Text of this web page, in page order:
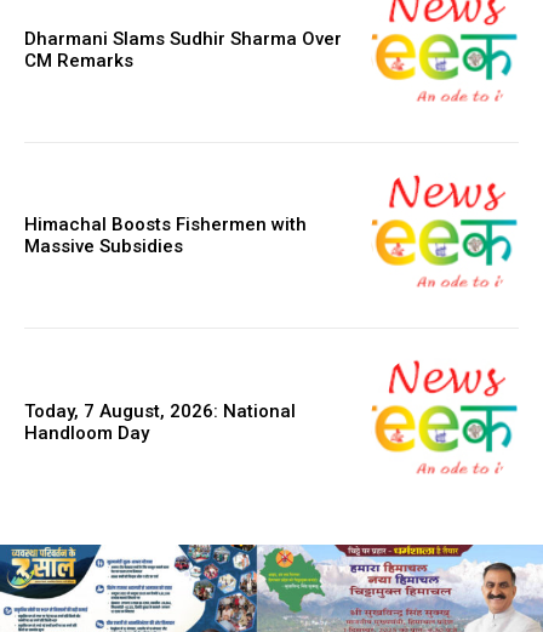
Dharmani Slams Sudhir Sharma Over
CM Remarks
Himachal Boosts Fishermen with
Massive Subsidies
Today, 7 August, 2026: National
Handloom Day